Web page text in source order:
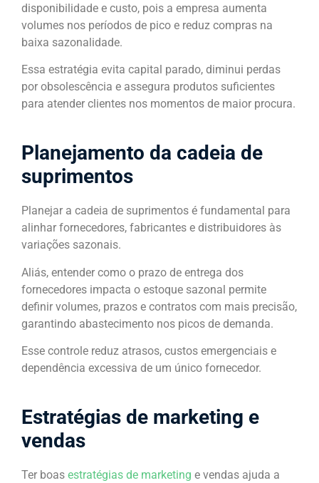
disponibilidade e custo, pois a empresa aumenta
volumes nos períodos de pico e reduz compras na
baixa sazonalidade.
Essa estratégia evita capital parado, diminui perdas
por obsolescência e assegura produtos suficientes
para atender clientes nos momentos de maior procura.
Planejamento da cadeia de
suprimentos
Planejar a cadeia de suprimentos é fundamental para
alinhar fornecedores, fabricantes e distribuidores às
variações sazonais.
Aliás, entender como o prazo de entrega dos
fornecedores impacta o estoque sazonal permite
definir volumes, prazos e contratos com mais precisão,
garantindo abastecimento nos picos de demanda.
Esse controle reduz atrasos, custos emergenciais e
dependência excessiva de um único fornecedor.
Estratégias de marketing e
vendas
Ter boas estratégias de marketing e vendas ajuda a